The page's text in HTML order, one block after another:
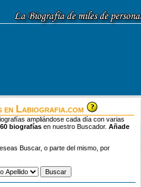
Labiografia.com
ampliándose cada día con varias
biografías en nuestro Buscador. Añade
Buscar, o parte del mismo, por